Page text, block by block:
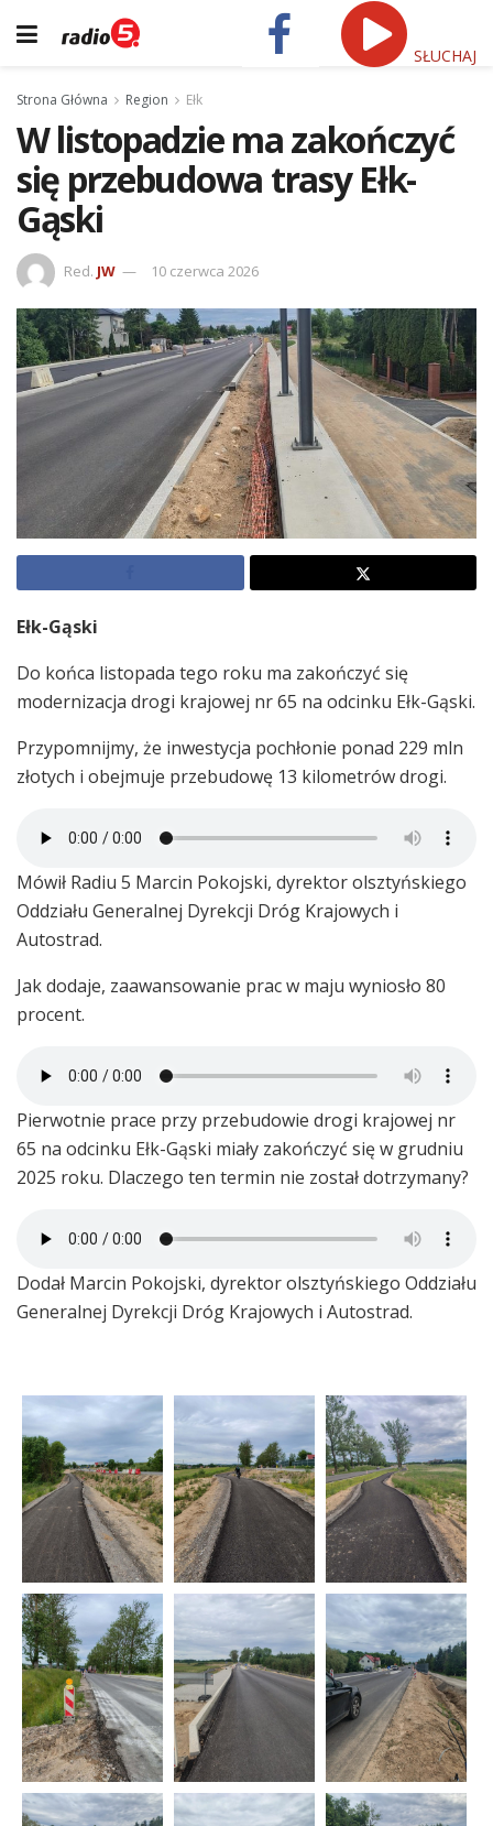
SŁUCHAJ
Strona Główna Region Ełk
W listopadzie ma zakończyć
się przebudowa trasy Ełk-
Gąski
Red. JW 10 czerwca 2026
Ełk-Gąski
Do końca listopada tego roku ma zakończyć się
modernizacja drogi krajowej nr 65 na odcinku Ełk-Gąski.
Przypomnijmy, że inwestycja pochłonie ponad 229 mln
złotych i obejmuje przebudowę 13 kilometrów drogi.
Mówił Radiu 5 Marcin Pokojski, dyrektor olsztyńskiego
Oddziału Generalnej Dyrekcji Dróg Krajowych i
Autostrad.
Jak dodaje, zaawansowanie prac w maju wyniosło 80
procent.
Pierwotnie prace przy przebudowie drogi krajowej nr
65 na odcinku Ełk-Gąski miały zakończyć się w grudniu
2025 roku. Dlaczego ten termin nie został dotrzymany?
Dodał Marcin Pokojski, dyrektor olsztyńskiego Oddziału
Generalnej Dyrekcji Dróg Krajowych i Autostrad.